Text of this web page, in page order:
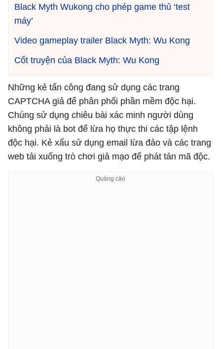
Black Myth Wukong cho phép game thủ ‘test
máy’
Video gameplay trailer Black Myth: Wu Kong
Cốt truyện của Black Myth: Wu Kong
Những kẻ tấn công đang sử dụng các trang
CAPTCHA giả để phân phối phần mềm độc hại.
Chúng sử dụng chiêu bài xác minh người dùng
không phải là bot để lừa họ thực thi các tập lệnh
độc hại. Kẻ xấu sử dụng email lừa đảo và các trang
web tải xuống trò chơi giả mạo để phát tán mã độc.